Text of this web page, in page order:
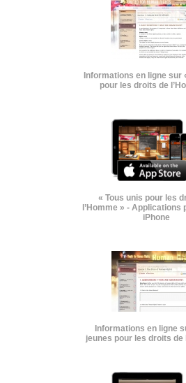
Informations en ligne sur
pour les droits de
« Tous unis pour les
l’Homme » - Applications
iPhone
Informations en ligne
jeunes pour les droits de